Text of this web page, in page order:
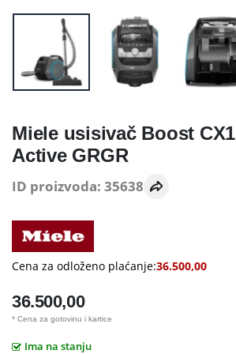
Miele usisivač Boost CX1
Active GRGR
ID proizvoda: 35638
Cena za odloženo plaćanje:36.500,00
36.500,00
* Cena za gotovinu i kartice
Ima na stanju